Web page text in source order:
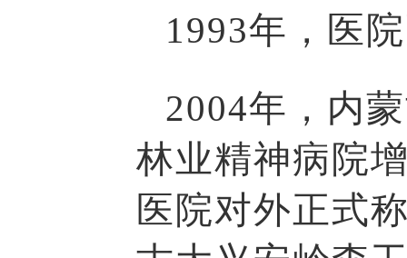
1993年，医
2004年，内
林业精神病院
医院对外正式